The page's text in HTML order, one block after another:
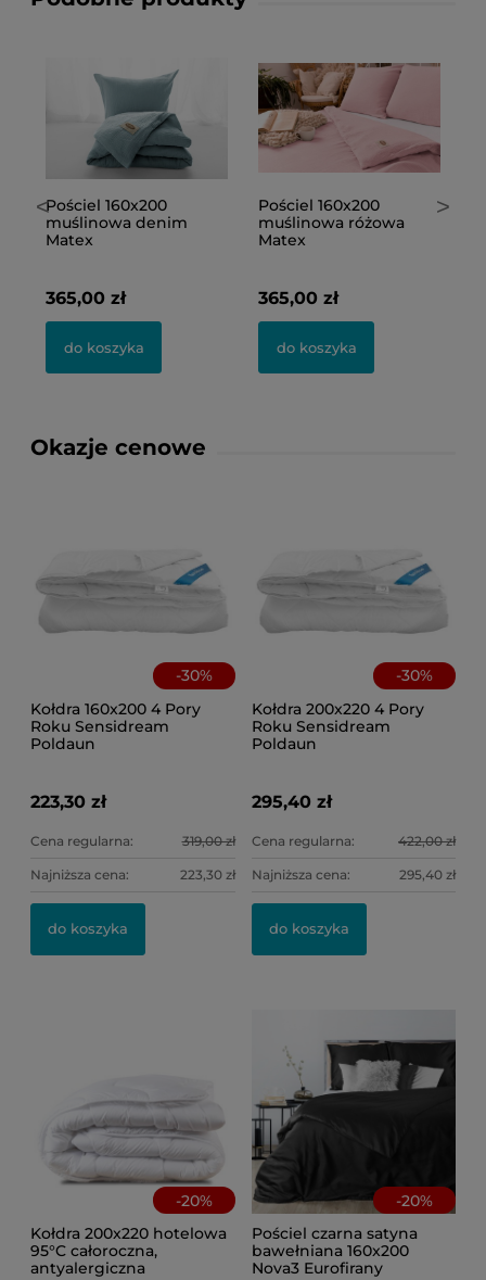
<Pościel 160x200
muślinowa
ciemnobeżowa Matex
365,00 zł
do koszyka
Pościel 160x200
muślinowa
jasnobeżowa Matex
365,00 zł
do koszyka
>
Okazje cenowe
-30%
Kołdra 160x200 4 Pory
Roku Sensidream
Poldaun
223,30 zł
Cena regularna: 319,00 zł
Najniższa cena: 223,30 zł
do koszyka
-30%
Kołdra 200x220 4 Pory
Roku Sensidream
Poldaun
295,40 zł
Cena regularna: 422,00 zł
Najniższa cena: 295,40 zł
do koszyka
-20%
Kołdra 200x220 hotelowa
95°C całoroczna,
antyalergiczna
-20%
Pościel czarna satyna
bawełniana 160x200
Nova3 Eurofirany